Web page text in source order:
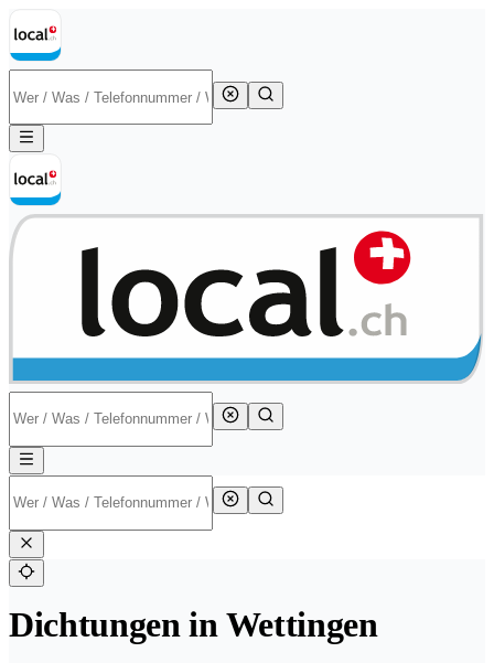
Dichtungen in Wettingen